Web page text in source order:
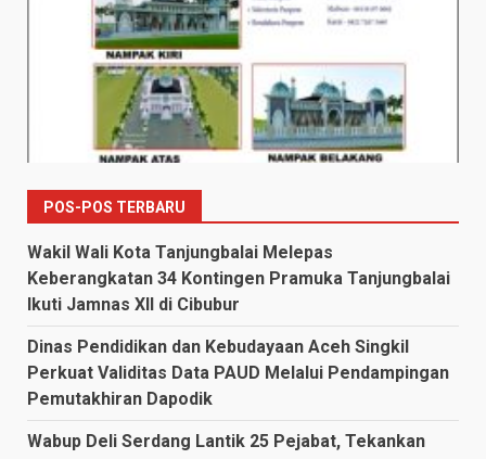
POS-POS TERBARU
Wakil Wali Kota Tanjungbalai Melepas
Keberangkatan 34 Kontingen Pramuka Tanjungbalai
Ikuti Jamnas XII di Cibubur
Dinas Pendidikan dan Kebudayaan Aceh Singkil
Perkuat Validitas Data PAUD Melalui Pendampingan
Pemutakhiran Dapodik
Wabup Deli Serdang Lantik 25 Pejabat, Tekankan